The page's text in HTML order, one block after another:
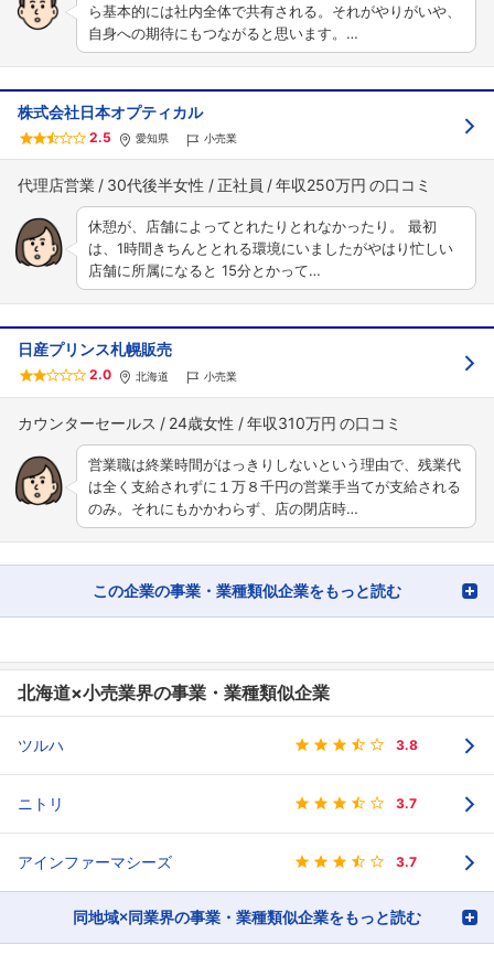
ら基本的には社内全体で共有される。それがやりがいや、
自身への期待にもつながると思います。…
株式会社日本オプティカル
2.5 愛知県 小売業
代理店営業 30代後半女性 正社員 年収250万円
休憩が、店舗によってとれたりとれなかったり。 最初
は、1時間きちんととれる環境にいましたがやはり忙しい
店舗に所属になると 15分とかって…
日産プリンス札幌販売
2.0 北海道 小売業
カウンターセールス 24歳女性 年収310万円
営業職は終業時間がはっきりしないという理由で、残業代
は全く支給されずに１万８千円の営業手当てが支給される
のみ。それにもかかわらず、店の閉店時…
この企業の事業・業種類似企業をもっと読む
北海道×小売業界の事業・業種類似企業
ツルハ 3.8
ニトリ 3.7
アインファーマシーズ 3.7
同地域×同業界の事業・業種類似企業をもっと読む